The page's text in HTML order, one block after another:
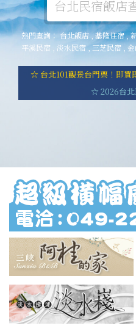
熱門查詢：台北飯店,基隆住宿,
平溪民宿
淡水民宿 三芝民宿
☆ 台北101觀景台門票！即買
☆ 2026台